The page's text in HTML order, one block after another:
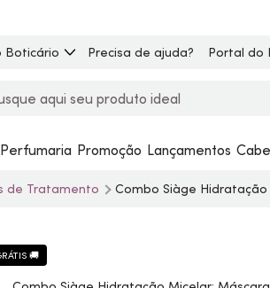
Boticário Precisa de ajuda? Portal do
Perfumaria Promoção Lançamentos
de Tratamento Combo Siàge
🚚